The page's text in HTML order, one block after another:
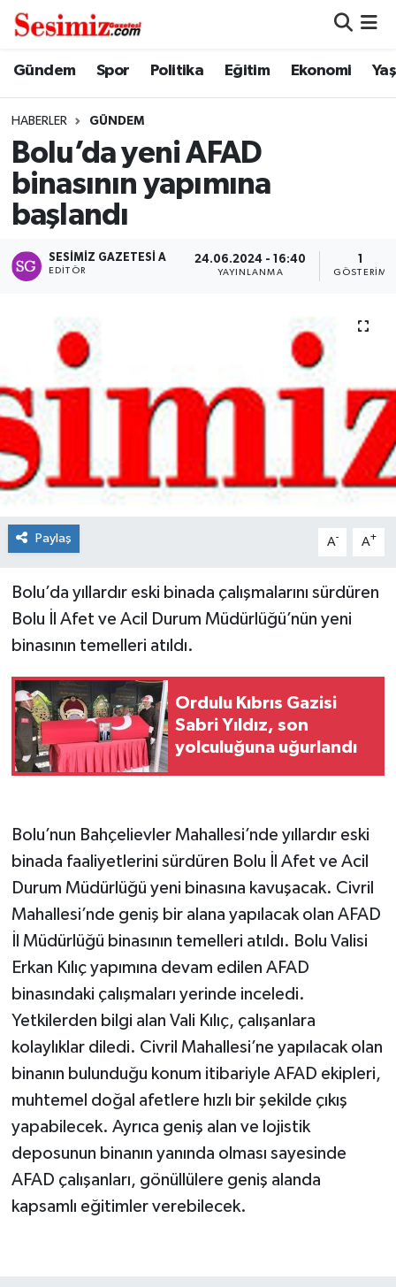
Gündem Spor Politika Eğitim Ekonomi
HABERLER GÜNDEM
Bolu’da yeni AFAD
binasının yapımına
başlandı
SESIMIZ GAZETESI A
EDITÖR
24.06.2024 - 16:40
YAYINLANMA GÖSTERIM
Paylaş A- A+
Bolu’da yıllardır eski binada çalışmalarını sürdüren
Bolu İl Afet ve Acil Durum Müdürlüğü’nün yeni
binasının temelleri atıldı.
Ordulu Kıbrıs Gazisi
Sabri Yıldız, son
yolculuğuna uğurlandı
Bolu’nun Bahçelievler Mahallesi’nde yıllardır eski
binada faaliyetlerini sürdüren Bolu İl Afet ve Acil
Durum Müdürlüğü yeni binasına kavuşacak. Civril
Mahallesi’nde geniş bir alana yapılacak olan AFAD
İl Müdürlüğü binasının temelleri atıldı. Bolu Valisi
Erkan Kılıç yapımına devam edilen AFAD
binasındaki çalışmaları yerinde inceledi.
Yetkilerden bilgi alan Vali Kılıç, çalışanlara
kolaylıklar diledi. Civril Mahallesi’ne yapılacak olan
binanın bulunduğu konum itibariyle AFAD ekipleri,
muhtemel doğal afetlere hızlı bir şekilde çıkış
yapabilecek. Ayrıca geniş alan ve lojistik
deposunun binanın yanında olması sayesinde
AFAD çalışanları, gönüllülere geniş alanda
kapsamlı eğitimler verebilecek.
Dünya
Ekonomi
Genel
Gündem
Politika
Sağlık
Spor
Teknoloji
Nöbetçi Eczaneler
Hava Durumu
Namaz Vakitleri
Trafik Durumu
Süper Lig Puan Durumu ve Fikstür
Son Dakika Haberleri
Haber Arşivi